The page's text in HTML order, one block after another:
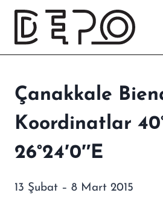
Skip
content
Çanakkale
Koordinatlar
26°24′0″E
13 Şubat – 8 Mart 2015